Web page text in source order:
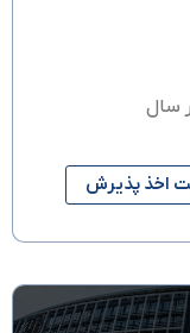
سال
اخذ پذیرش